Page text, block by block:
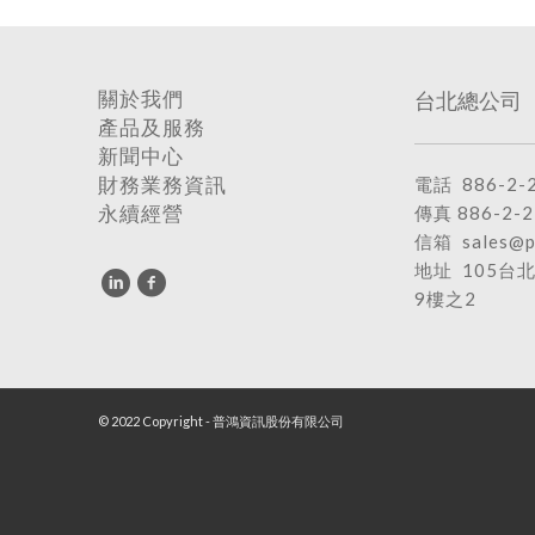
關於我們
產品及服務
新聞中心
財務業務資訊
永續經營
台北總公司
電話 886-2-
傳真 886-2-
信箱
地址 105台
9樓之2
© 2022 Copyright - 普鴻資訊股份有限公司